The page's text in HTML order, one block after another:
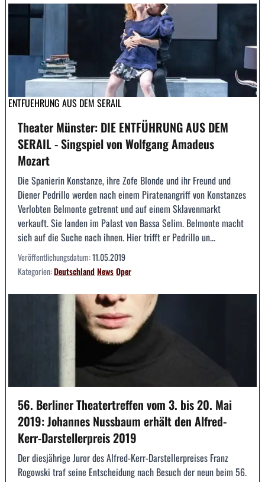
ENTFUEHRUNG AUS DEM SERAIL
Theater Münster: DIE ENTFÜHRUNG AUS DEM
SERAIL - Singspiel von Wolfgang Amadeus
Mozart
Die Spanierin Konstanze, ihre Zofe Blonde und ihr Freund und
Diener Pedrillo werden nach einem Piratenangriff von Konstanzes
Verlobten Belmonte getrennt und auf einem Sklavenmarkt
verkauft. Sie landen im Palast von Bassa Selim. Belmonte macht
sich auf die Suche nach ihnen. Hier trifft er Pedrillo un...
Veröffentlichungsdatum:11.05.2019
Kategorien:DeutschlandNewsOper
56. Berliner Theatertreffen vom 3. bis 20. Mai
2019: Johannes Nussbaum erhält den Alfred-
Kerr-Darstellerpreis 2019
Der diesjährige Juror des Alfred-Kerr-Darstellerpreises Franz
Rogowski traf seine Entscheidung nach Besuch der neun beim 56.